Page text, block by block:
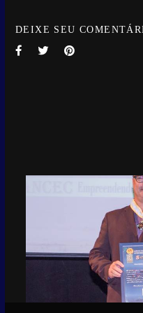
DEIXE SEU